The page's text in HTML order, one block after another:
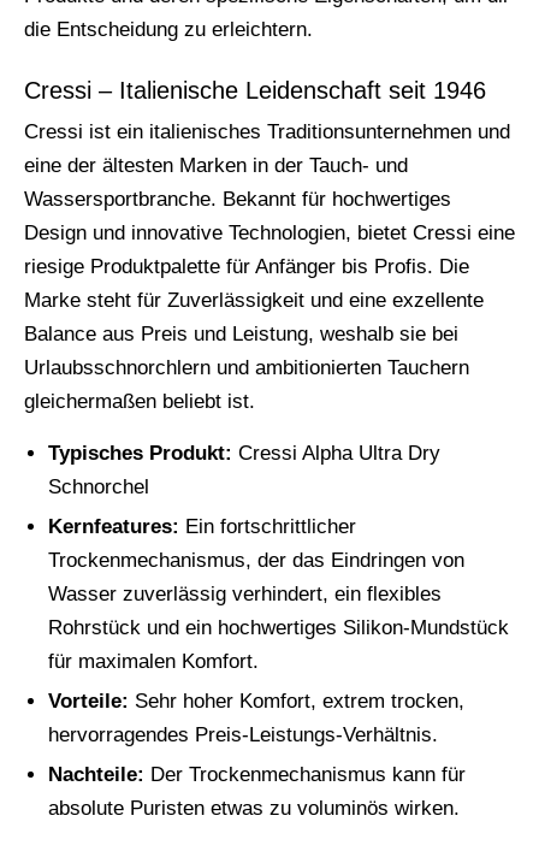
die Entscheidung zu erleichtern.
Cressi – Italienische Leidenschaft seit 1946
Cressi ist ein italienisches Traditionsunternehmen und
eine der ältesten Marken in der Tauch- und
Wassersportbranche. Bekannt für hochwertiges
Design und innovative Technologien, bietet Cressi eine
riesige Produktpalette für Anfänger bis Profis. Die
Marke steht für Zuverlässigkeit und eine exzellente
Balance aus Preis und Leistung, weshalb sie bei
Urlaubsschnorchlern und ambitionierten Tauchern
gleichermaßen beliebt ist.
Typisches Produkt: Cressi Alpha Ultra Dry
Schnorchel
Kernfeatures: Ein fortschrittlicher
Trockenmechanismus, der das Eindringen von
Wasser zuverlässig verhindert, ein flexibles
Rohrstück und ein hochwertiges Silikon-Mundstück
für maximalen Komfort.
Vorteile: Sehr hoher Komfort, extrem trocken,
hervorragendes Preis-Leistungs-Verhältnis.
Nachteile: Der Trockenmechanismus kann für
absolute Puristen etwas zu voluminös wirken.